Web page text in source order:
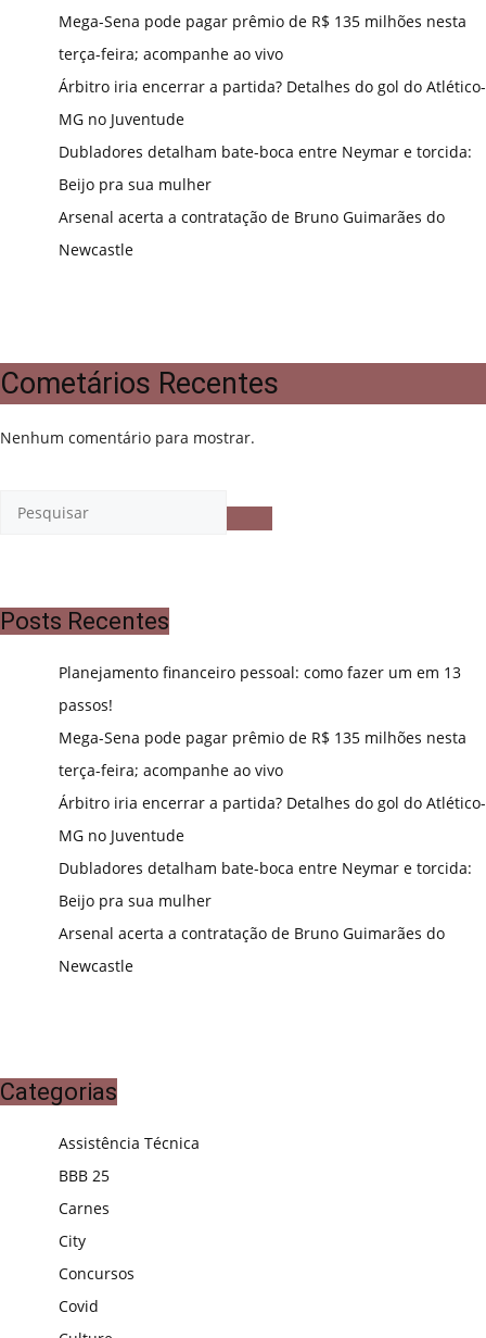
Mega-Sena pode pagar prêmio de R$ 135 milhões nesta
terça-feira; acompanhe ao vivo
Árbitro iria encerrar a partida? Detalhes do gol do Atlético-
MG no Juventude
Dubladores detalham bate-boca entre Neymar e torcida:
Beijo pra sua mulher
Arsenal acerta a contratação de Bruno Guimarães do
Newcastle
Cometários Recentes
Nenhum comentário para mostrar.
Posts Recentes
Planejamento financeiro pessoal: como fazer um em 13
passos!
Mega-Sena pode pagar prêmio de R$ 135 milhões nesta
terça-feira; acompanhe ao vivo
Árbitro iria encerrar a partida? Detalhes do gol do Atlético-
MG no Juventude
Dubladores detalham bate-boca entre Neymar e torcida:
Beijo pra sua mulher
Arsenal acerta a contratação de Bruno Guimarães do
Newcastle
Categorias
Assistência Técnica
BBB 25
Carnes
City
Concursos
Covid